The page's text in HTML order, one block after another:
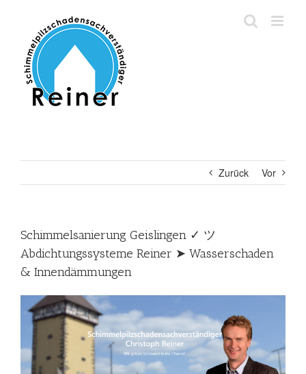
springen
Zurück Vor
Schimmelsanierung Geislingen ✓ ツ
Abdichtungssysteme Reiner ➤ Wasserschaden
& Innendämmungen